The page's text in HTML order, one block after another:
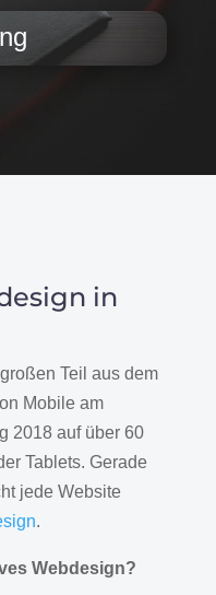
in
Teil aus dem
Mobile am
2018 auf über 60
Tablets. Gerade
jede Website
.
Webdesign?